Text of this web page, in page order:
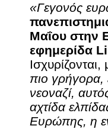
«Γεγονός
Μαΐου στην
εφημερίδα
Ισχυρίζονται,
πιο γρήγορα,
νεοναζί,
αχτίδα
Ευρώπης, η